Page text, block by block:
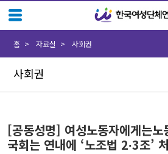
사회권
홈 자료실 사회권
[공동성명] 여성노동자에게는
국회는 연내에 ‘노조법 2∙3조’